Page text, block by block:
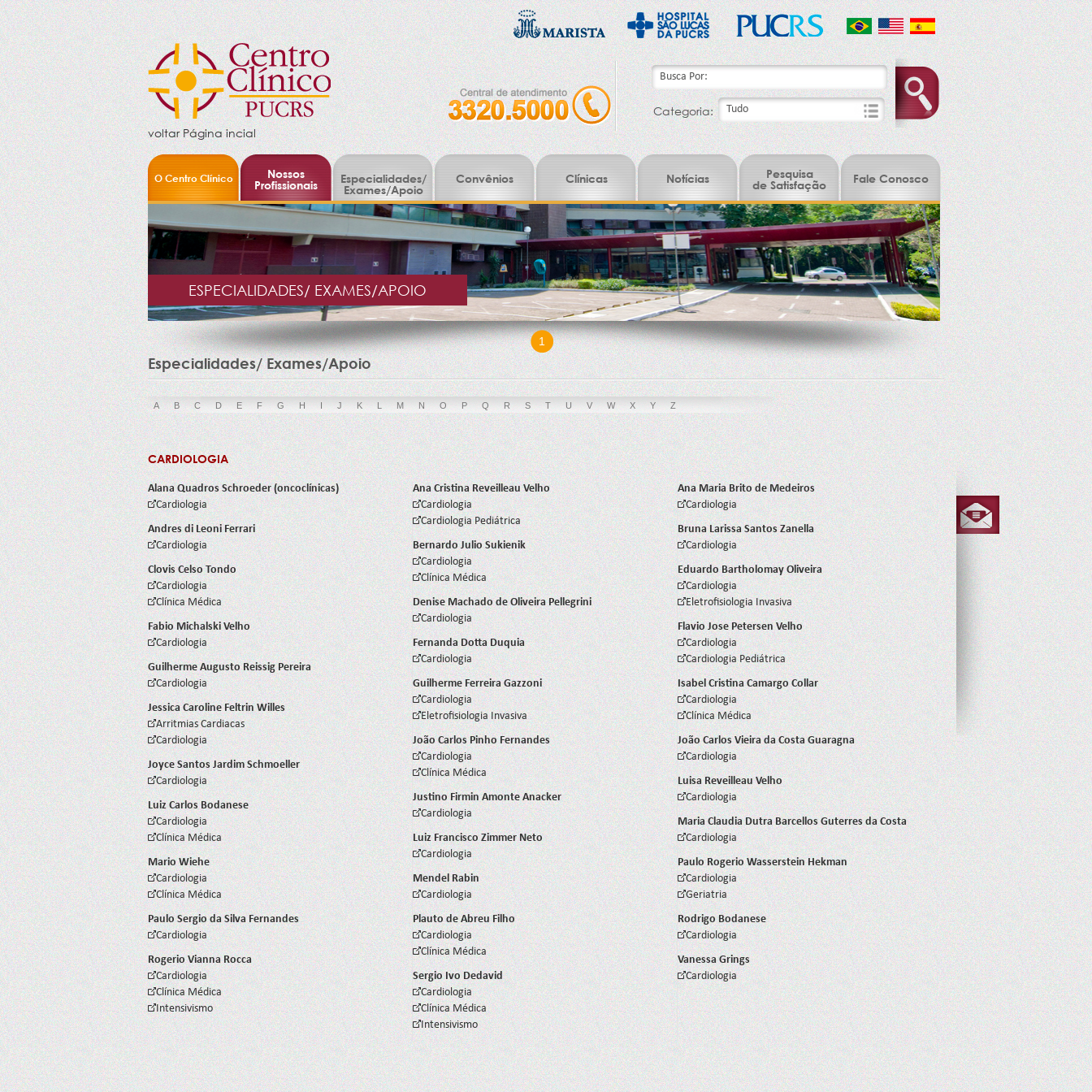
voltar Página incial
Categoria:
O Centro Clínico
Nossos
Profissionais
Especialidades/
Exames/Apoio
Convênios Clínicas Notícias
Pesquisa
de Satisfação
Fale Conosco
ESPECIALIDADES/ EXAMES/APOIO
1
Especialidades/ Exames/Apoio
A B C D E F G H I J K L M N O P Q R S T U V W X Y Z
CARDIOLOGIA
Alana Quadros Schroeder (oncoclínicas)
Cardiologia
Andres di Leoni Ferrari
Cardiologia
Clovis Celso Tondo
Cardiologia
Clínica Médica
Fabio Michalski Velho
Cardiologia
Guilherme Augusto Reissig Pereira
Cardiologia
Jessica Caroline Feltrin Willes
Arritmias Cardiacas
Cardiologia
Joyce Santos Jardim Schmoeller
Cardiologia
Luiz Carlos Bodanese
Cardiologia
Clínica Médica
Mario Wiehe
Cardiologia
Clínica Médica
Paulo Sergio da Silva Fernandes
Cardiologia
Rogerio Vianna Rocca
Cardiologia
Clínica Médica
Intensivismo
Ana Cristina Reveilleau Velho
Cardiologia
Cardiologia Pediátrica
Bernardo Julio Sukienik
Cardiologia
Clínica Médica
Denise Machado de Oliveira Pellegrini
Cardiologia
Fernanda Dotta Duquia
Cardiologia
Guilherme Ferreira Gazzoni
Cardiologia
Eletrofisiologia Invasiva
João Carlos Pinho Fernandes
Cardiologia
Clínica Médica
Justino Firmin Amonte Anacker
Cardiologia
Luiz Francisco Zimmer Neto
Cardiologia
Mendel Rabin
Cardiologia
Plauto de Abreu Filho
Cardiologia
Clínica Médica
Sergio Ivo Dedavid
Cardiologia
Clínica Médica
Intensivismo
Ana Maria Brito de Medeiros
Cardiologia
Bruna Larissa Santos Zanella
Cardiologia
Eduardo Bartholomay Oliveira
Cardiologia
Eletrofisiologia Invasiva
Flavio Jose Petersen Velho
Cardiologia
Cardiologia Pediátrica
Isabel Cristina Camargo Collar
Cardiologia
Clínica Médica
João Carlos Vieira da Costa Guaragna
Cardiologia
Luisa Reveilleau Velho
Cardiologia
Maria Claudia Dutra Barcellos Guterres da Costa
Cardiologia
Paulo Rogerio Wasserstein Hekman
Cardiologia
Geriatria
Rodrigo Bodanese
Cardiologia
Vanessa Grings
Cardiologia